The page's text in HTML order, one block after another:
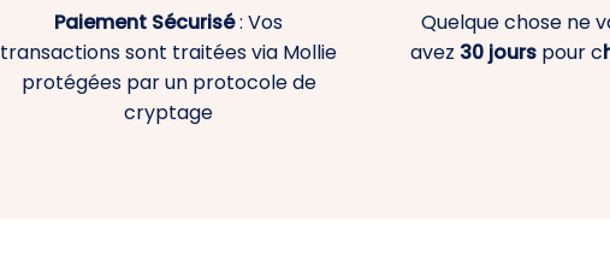
Paiement Sécurisé: Vos
transactions sont traitées via Mollie
protégées par un protocole de
cryptage
Quelque chose ne
avez 30 jours pour c